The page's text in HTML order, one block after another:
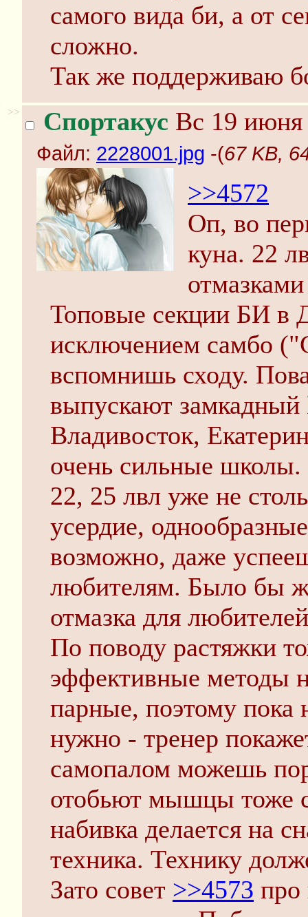
самого вида би, а от
сложно.
Так же поддерживаю
>> Спортакус Вс 19 июня
Файл: 2228001.jpg -(67 KB,
>>4572
Оп, во
куна. 22
Топовые секции БИ в
исключением самбо
вспомнишь сходу.
выпускают
Владивосток,
очень сильные школы.
22, 25 лвл уже не
усердие,
возможно, даже
любителям. Было бы
отмазка для
По поводу растяжки
эффективные методы
парные, поэтому пока
нужно - тренер
самопалом можешь
отобьют мышцы тоже
набивка делается на
техника. Технику
Зато совет >>4573 про